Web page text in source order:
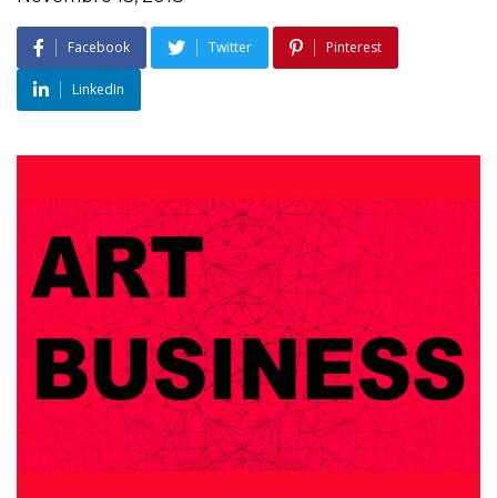
Facebook Twitter Pinterest
LinkedIn